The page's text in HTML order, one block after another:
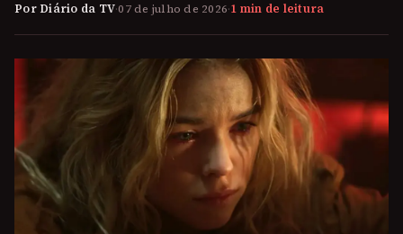
Por Diário da TV·07 de julho de 2026·1 min de leitura